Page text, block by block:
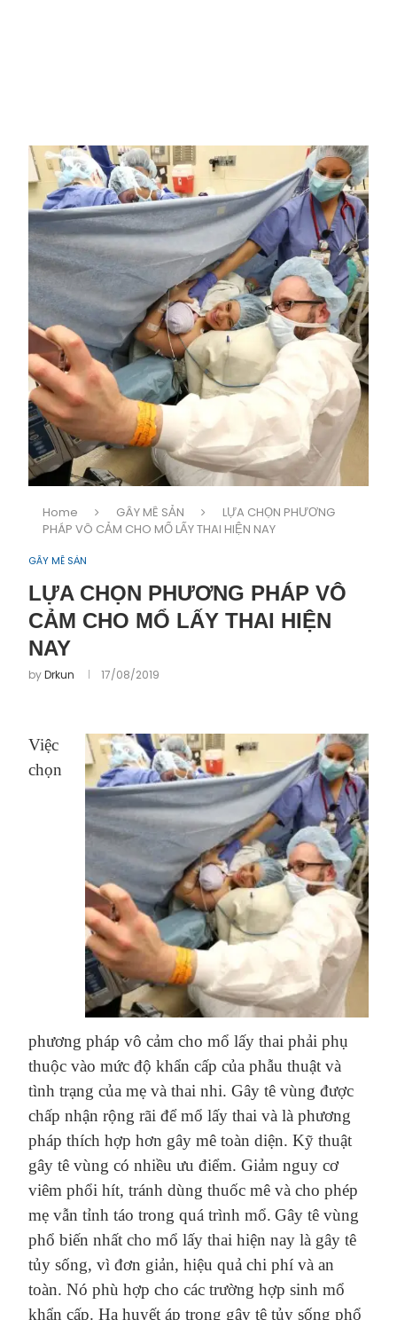
Home GÂY MÊ SẢN
LỰA CHỌN PHƯƠNG
PHÁP VÔ CẢM CHO MỔ LẤY THAI HIỆN NAY
GÂY MÊ SẢN
LỰA CHỌN PHƯƠNG PHÁP VÔ
CẢM CHO MỔ LẤY THAI HIỆN
NAY
byDrkun 17/08/2019
Việc
chọn
phương pháp vô cảm cho mổ lấy thai phải phụ
thuộc vào mức độ khẩn cấp của phẫu thuật và
tình trạng của mẹ và thai nhi. Gây tê vùng được
chấp nhận rộng rãi để mổ lấy thai và là phương
pháp thích hợp hơn gây mê toàn diện. Kỹ thuật
gây tê vùng có nhiều ưu điểm. Giảm nguy cơ
viêm phổi hít, tránh dùng thuốc mê và cho phép
mẹ vẫn tỉnh táo trong quá trình mổ. Gây tê vùng
phổ biến nhất cho mổ lấy thai hiện nay là gây tê
tủy sống, vì đơn giản, hiệu quả chi phí và an
toàn. Nó phù hợp cho các trường hợp sinh mổ
khẩn cấp. Hạ huyết áp trong gây tê tủy sống phổ